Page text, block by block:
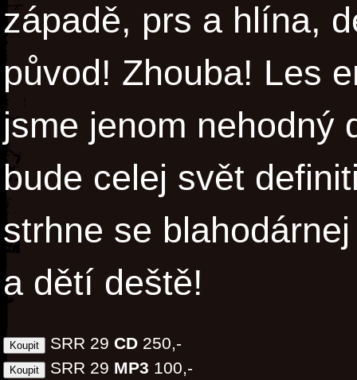
západě, prs a hlína,
původ! Zhouba! Les
jsme jenom nehodný
bude celej svět
strhne se
a dětí deště!
SRR 29 CD 250,-
SRR 29 MP3 100,-